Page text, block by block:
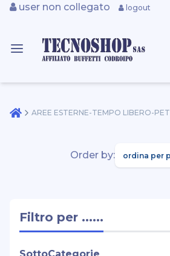
user non collegato logout
AREE ESTERNE-TEMPO LIBERO-PET
Filtro per ......
Order by: